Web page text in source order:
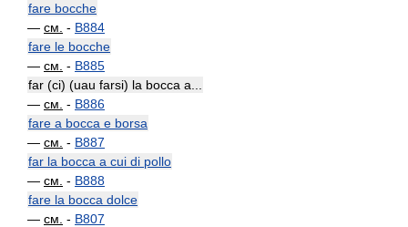
fare bocche
— см. - B884
fare le bocche
— см. - B885
far (ci) (uau farsi) la bocca a...
— см. - B886
fare a bocca e borsa
— см. - B887
far la bocca a cui di pollo
— см. - B888
fare la bocca dolce
— см. - B807